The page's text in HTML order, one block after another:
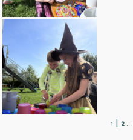
1 | 2...